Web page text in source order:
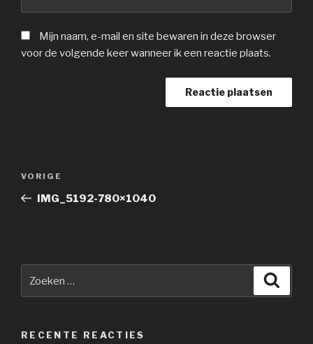
Mijn naam, e-mail en site bewaren in deze browser
voor de volgende keer wanneer ik een reactie plaats.
Vorig
bericht
VORIGE
IMG_5192-780×1040
RECENTE REACTIES